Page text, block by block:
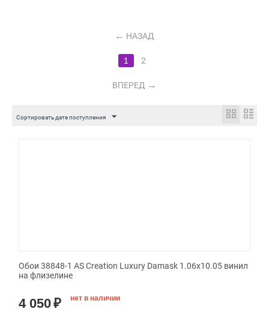
НАЗАД
1 2
ВПЕРЕД
Сортировать дате поступления
Обои 38848-1 AS Creation Luxury Damask 1.06x10.05 винил
на флизелине
4 050₽ нет в наличии